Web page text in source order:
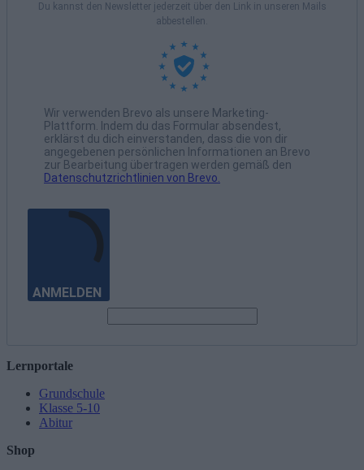
Du kannst den Newsletter jederzeit über den Link in unseren Mails
abbestellen.
Wir verwenden Brevo als unsere Marketing-
Plattform. Indem du das Formular absendest,
erklärst du dich einverstanden, dass die von dir
angegebenen persönlichen Informationen an Brevo
zur Bearbeitung übertragen werden gemäß den
Datenschutzrichtlinien von Brevo.
ANMELDEN
Lernportale
Grundschule
Klasse 5-10
Abitur
Shop